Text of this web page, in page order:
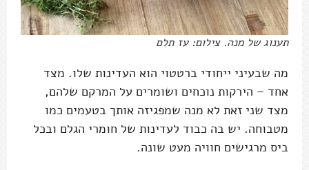
תענוג של מנה. צילום: עז תלם
מה שבעיני ייחודי ברטטוי הוא העדינות שלו. מצד
אחד – הירקות נוכחים ושומרים על המרקם שלהם,
מצד שני זאת לא מנה שמפגיזה אותך בטעמים כמו
מטבוחה. יש בה כבוד לעדינות של חומרי הגלם ובכל
ביס מרגישים חוויה מעט שונה.